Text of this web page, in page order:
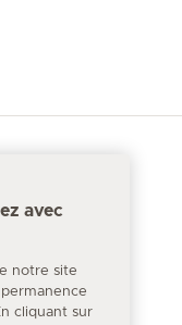
avec
notre site
cliquant sur